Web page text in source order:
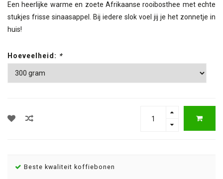
Een heerlijke warme en zoete Afrikaanse rooibosthee met echte
stukjes frisse sinaasappel. Bij iedere slok voel jij je het zonnetje in
huis!
Hoeveelheid: *
Beste kwaliteit koffiebonen